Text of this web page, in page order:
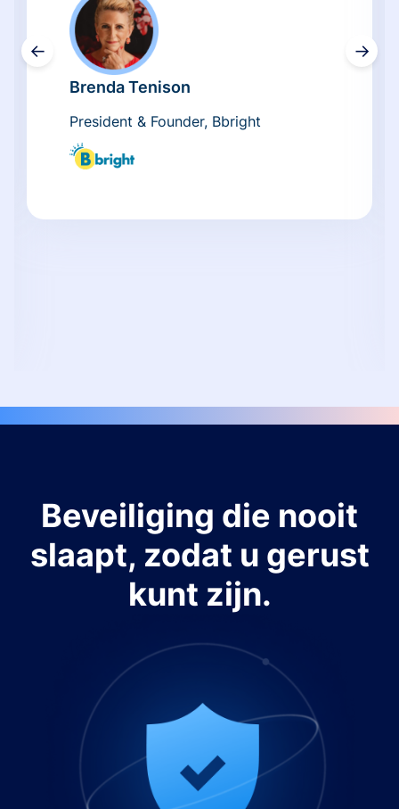
←
Brenda Tenison
President & Founder, Bbright
→
Beveiliging die nooit
slaapt, zodat u gerust
kunt zijn.